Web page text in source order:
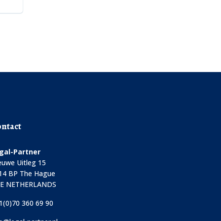
Partner
Uitleg 15
BP The Hague
NETHERLANDS
360 69 90